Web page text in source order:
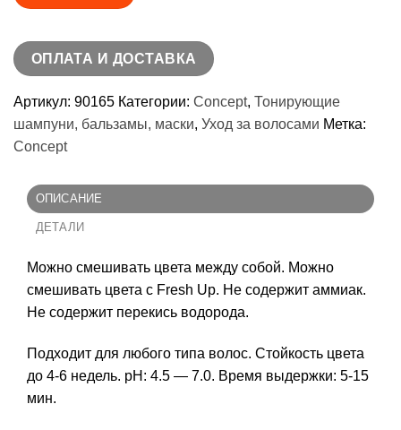
Синий,
мл
ОПЛАТА И ДОСТАВКА
Артикул: 90165 Категории: Concept, Тонирующие
шампуни, бальзамы, маски, Уход за волосами Метка:
Concept
ОПИСАНИЕ
ДЕТАЛИ
Можно смешивать цвета между собой. Можно
смешивать цвета с Fresh Up. Не содержит аммиак.
Не содержит перекись водорода.
Подходит для любого типа волос. Стойкость цвета
до 4-6 недель. pH: 4.5 — 7.0. Время выдержки: 5-15
мин.